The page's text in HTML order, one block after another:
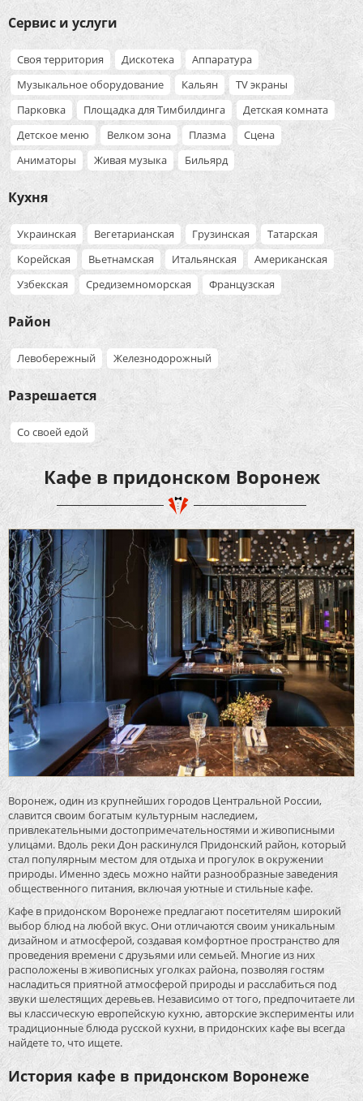
Сервис и услуги
Своя территория Дискотека
Аппаратура
Музыкальное оборудование
Кальян
TV экраны
Парковка
Площадка для Тимбилдинга
Детская комната
Детское меню
Велком зона Плазма
Сцена
Аниматоры
Живая музыка Бильярд
Кухня
Украинская Вегетарианская Грузинская
Татарская
Корейская
Вьетнамская Итальянская
Американская
Узбекская
Средиземноморская Французская
Район
Левобережный Железнодорожный
Разрешается
Со своей едой
Кафе в придонском Воронеж
Воронеж, один из крупнейших городов Центральной России,
славится своим богатым культурным наследием,
привлекательными достопримечательностями и живописными
улицами. Вдоль реки Дон раскинулся Придонский район, который
стал популярным местом для отдыха и прогулок в окружении
природы. Именно здесь можно найти разнообразные заведения
общественного питания, включая уютные и стильные кафе.
Кафе в придонском Воронеже предлагают посетителям широкий
выбор блюд на любой вкус. Они отличаются своим уникальным
дизайном и атмосферой, создавая комфортное пространство для
проведения времени с друзьями или семьей. Многие из них
расположены в живописных уголках района, позволяя гостям
насладиться приятной атмосферой природы и расслабиться под
звуки шелестящих деревьев. Независимо от того, предпочитаете ли
вы классическую европейскую кухню, авторские эксперименты или
традиционные блюда русской кухни, в придонских кафе вы всегда
найдете то, что ищете.
История кафе в придонском Воронеже